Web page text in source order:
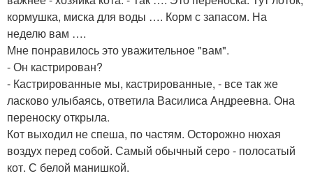
кормушка, миска для воды …. Корм с запасом. На
неделю вам ….
Мне понравилось это уважительное "вам".
- Он кастрирован?
- Кастрированные мы, кастрированные, - все так же
ласково улыбаясь, ответила Василиса Андреевна. Она
переноску открыла.
Кот выходил не спеша, по частям. Осторожно нюхая
воздух перед собой. Самый обычный серо - полосатый
кот. С белой манишкой.